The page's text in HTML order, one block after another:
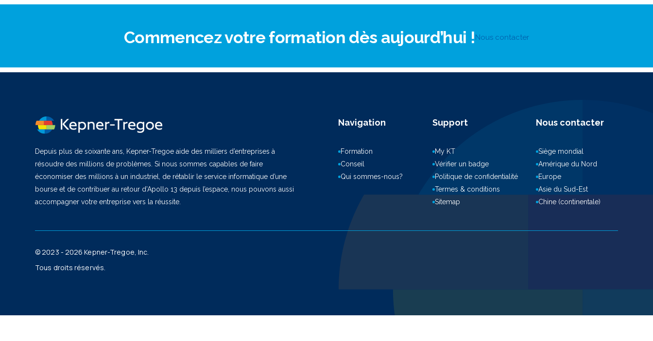
Commencez votre formation dès aujourd’hui !Nous contacter
Depuis plus de soixante ans, Kepner-Tregoe aide des milliers d’entreprises à
résoudre des millions de problèmes. Si nous sommes capables de faire
économiser des millions à un industriel, de rétablir le service informatique d’une
bourse et de contribuer au retour d’Apollo 13 depuis l’espace, nous pouvons aussi
accompagner votre entreprise vers la réussite.
Navigation
Formation
Conseil
Qui sommes-nous?
Support
My KT
Vérifier un badge
Politique de confidentialité
Termes & conditions
Sitemap
Nous contacter
Siège mondial
Amérique du Nord
Europe
Asie du Sud-Est
Chine (continentale)
© 2023 - 2026 Kepner-Tregoe, Inc.
Tous droits réservés.